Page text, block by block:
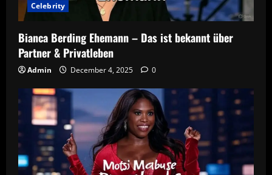
Celebrity
Bianca Berding Ehemann – Das ist bekannt über
Partner & Privatleben
Admin December 4, 2025 0